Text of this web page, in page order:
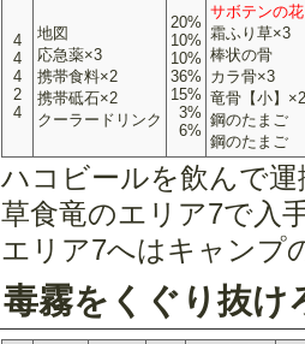
4
4
4
2
4
地図
応急薬×3
携帯食料×2
携帯砥石×2
クーラードリンク
20%
10%
10%
36%
15%
3%
6%
サボテンの花
霜ふり草×3
棒状の骨
カラ骨×3
竜骨【小】×2
鋼のたまご
鋼のたまご
ハコビールを飲んで
草食竜のエリア7で入
エリア7へはキャンプ
毒霧をくぐり抜け